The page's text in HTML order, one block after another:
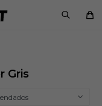
Gris